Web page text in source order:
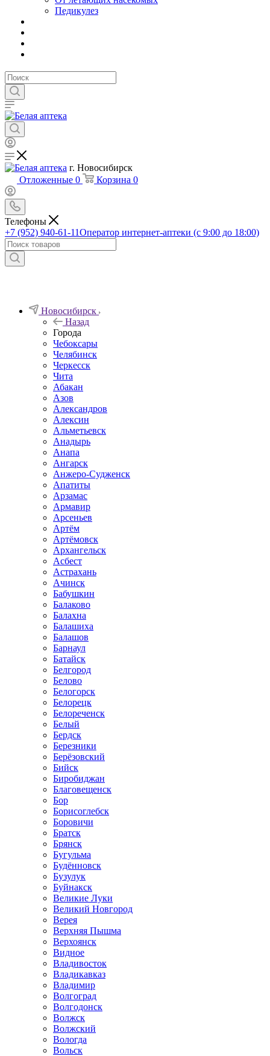
Педикулез
г. Новосибирск
Отложенные 0 Корзина 0
Телефоны
+7 (952) 940-61-11Оператор интернет-аптеки (с 9:00 до 18:00)
Новосибирск
Назад
Города
Чебоксары
Челябинск
Черкесск
Чита
Абакан
Азов
Александров
Алексин
Альметьевск
Анадырь
Анапа
Ангарск
Анжеро-Судженск
Апатиты
Арзамас
Армавир
Арсеньев
Артём
Артёмовск
Архангельск
Асбест
Астрахань
Ачинск
Бабушкин
Балаково
Балахна
Балашиха
Балашов
Барнаул
Батайск
Белгород
Белово
Белогорск
Белорецк
Белореченск
Белый
Бердск
Березники
Берёзовский
Бийск
Биробиджан
Благовещенск
Бор
Борисоглебск
Боровичи
Братск
Брянск
Бугульма
Будённовск
Бузулук
Буйнакск
Великие Луки
Великий Новгород
Верея
Верхняя Пышма
Верхоянск
Видное
Владивосток
Владикавказ
Владимир
Волгоград
Волгодонск
Волжск
Волжский
Вологда
Вольск